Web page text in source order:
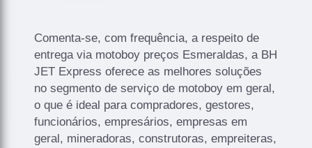
Comenta-se, com frequência, a respeito de
entrega via motoboy preços Esmeraldas, a BH
JET Express oferece as melhores soluções
no segmento de serviço de motoboy em geral,
o que é ideal para compradores, gestores,
funcionários, empresários, empresas em
geral, mineradoras, construtoras, empreiteras,